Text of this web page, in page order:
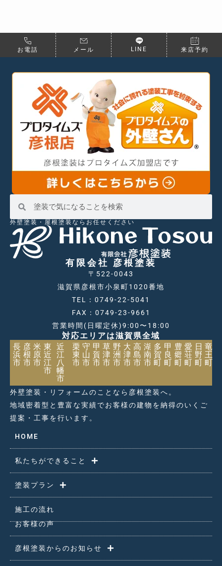
お電話 メール LINE 来店予約
外壁塗装・屋根塗装ならお任せください
有限会社 彦根塗装
〒522-0043
滋賀県彦根市小泉町1020番地
TEL：0749-22-5041
FAX：0749-23-9661
営業時間(日曜定休)9:00〜18:00
対応エリアは滋賀県全域
長
浜
市
彦
根
市
米
原
市
東
近
江
市
近
江
八
幡
市
栗
東
市
守
山
市
甲
賀
市
草
津
市
野
洲
市
大
津
市
高
島
市
湖
南
市
多
賀
町
甲
良
町
豊
郷
町
愛
荘
町
日
野
町
竜
王
町
外壁塗装・リフォームのことなら彦根塗装へ。
地域密着型と豊富な実績でお客様の建物を納得のいくご
提案・工事を行います。
HOME
私たちができること
塗装プラン
施工の流れ
お客様の声
彦根塗装からのお知らせ